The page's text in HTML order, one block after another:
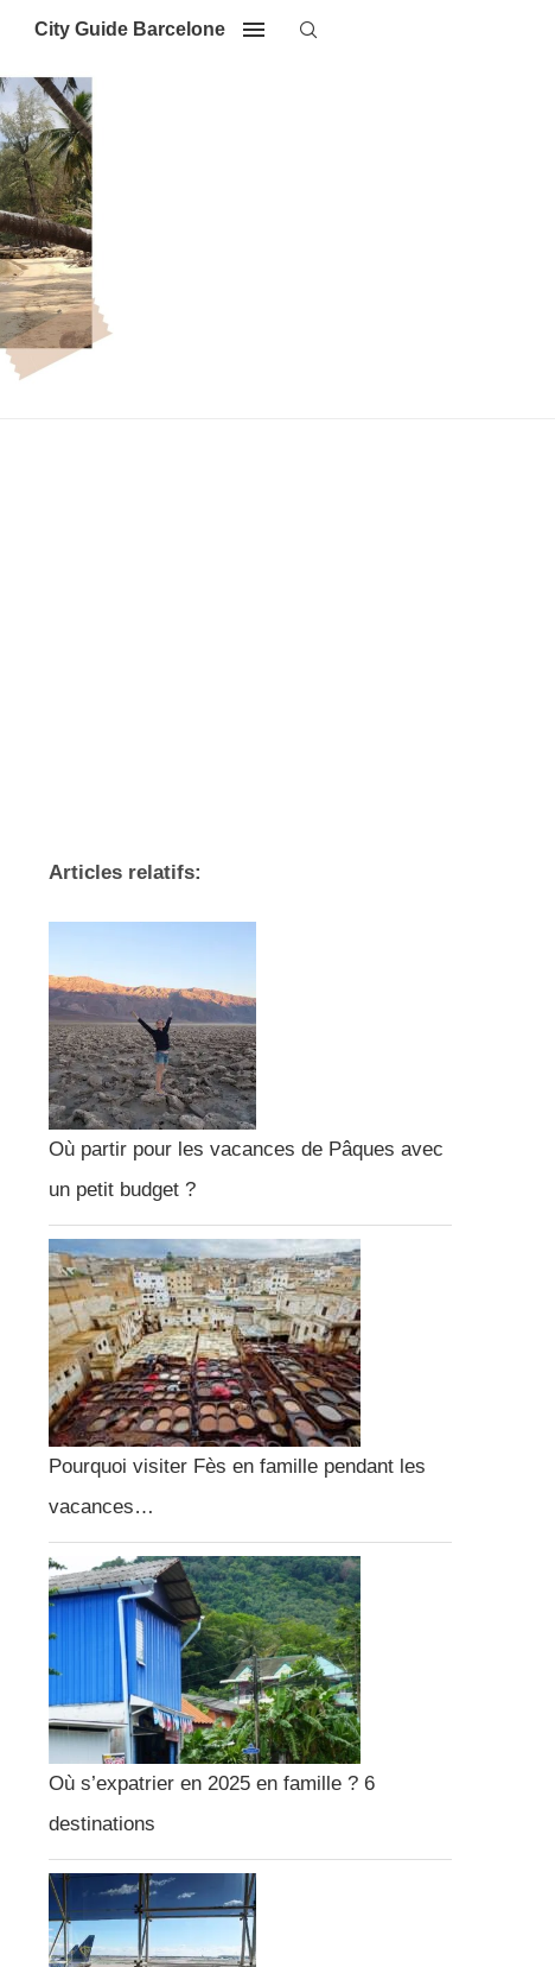
City Guide Barcelone
Articles relatifs:
Où partir pour les vacances de Pâques avec
un petit budget ?
Pourquoi visiter Fès en famille pendant les
vacances…
Où s’expatrier en 2025 en famille ? 6
destinations